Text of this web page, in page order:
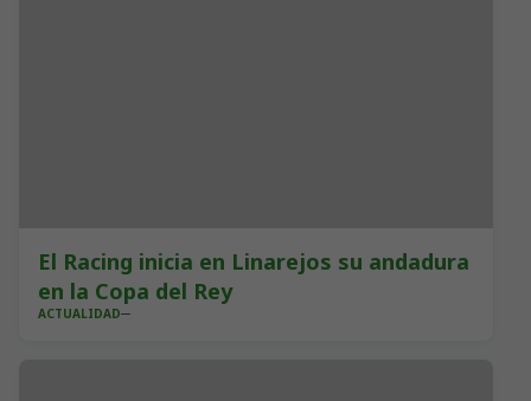
El Racing inicia en Linarejos su andadura
en la Copa del Rey
ACTUALIDAD